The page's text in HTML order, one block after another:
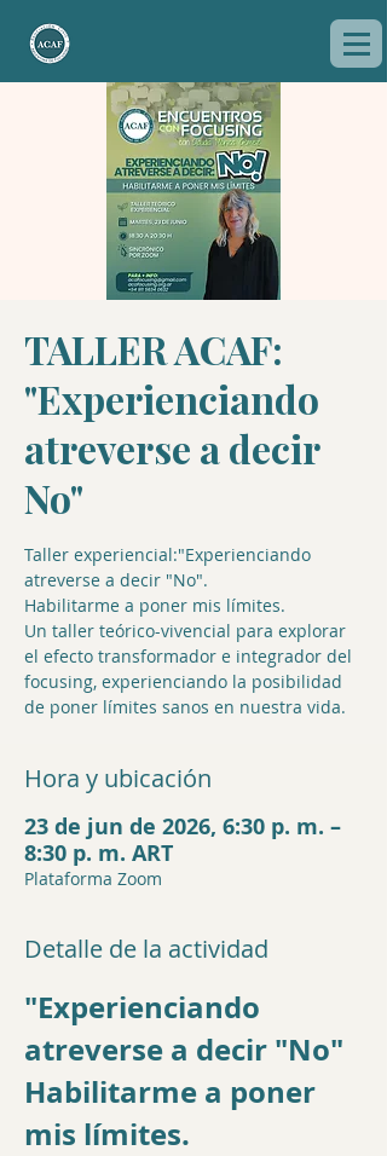
TALLER ACAF:
"Experienciando
atreverse a decir
No"
Taller experiencial:"Experienciando
atreverse a decir "No".
Habilitarme a poner mis límites.
Un taller teórico-vivencial para explorar
el efecto transformador e integrador del
focusing, experienciando la posibilidad
de poner límites sanos en nuestra vida.
Hora y ubicación
23 de jun de 2026, 6:30 p. m. –
8:30 p. m. ART
Plataforma Zoom
Detalle de la actividad
"Experienciando
atreverse a decir "No"
Habilitarme a poner
mis límites.